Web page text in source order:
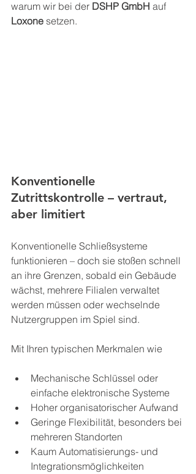
warum wir bei der DSHP GmbH auf
Loxone setzen.
Konventionelle
Zutrittskontrolle – vertraut,
aber limitiert
Konventionelle Schließsysteme
funktionieren – doch sie stoßen schnell
an ihre Grenzen, sobald ein Gebäude
wächst, mehrere Filialen verwaltet
werden müssen oder wechselnde
Nutzergruppen im Spiel sind.
Mit Ihren typischen Merkmalen wie
Mechanische Schlüssel oder
einfache elektronische Systeme
Hoher organisatorischer Aufwand
Geringe Flexibilität, besonders bei
mehreren Standorten
Kaum Automatisierungs- und
Integrationsmöglichkeiten